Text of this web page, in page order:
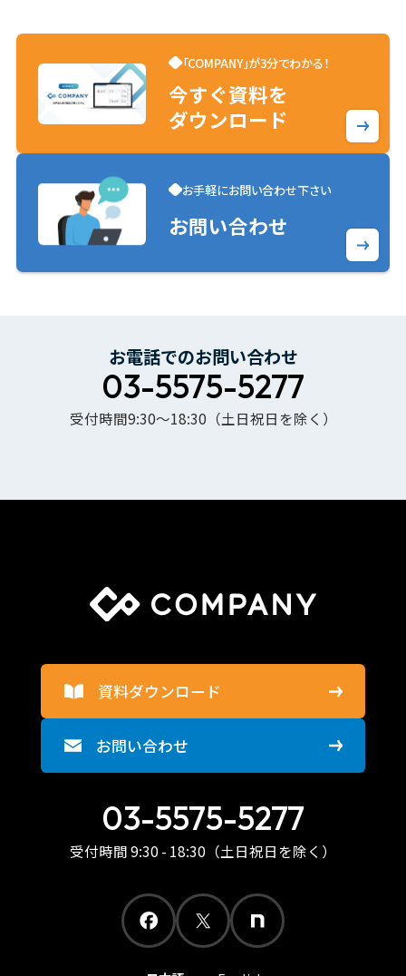
「COMPANY」が3分でわかる！
今すぐ資料を
ダウンロード
お手軽にお問い合わせ下さい
お問い合わせ
お電話でのお問い合わせ
03-5575-5277
受付時間9:30〜18:30（土日祝日を除く）
資料ダウンロード
お問い合わせ
03-5575-5277
受付時間 9:30 - 18:30（土日祝日を除く）